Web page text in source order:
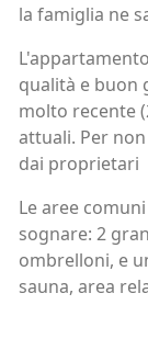
la famiglia ne
qualità e buon
molto recente
attuali. Per
dai proprietari
Le aree
sognare: 2
ombrelloni, e
sauna, area